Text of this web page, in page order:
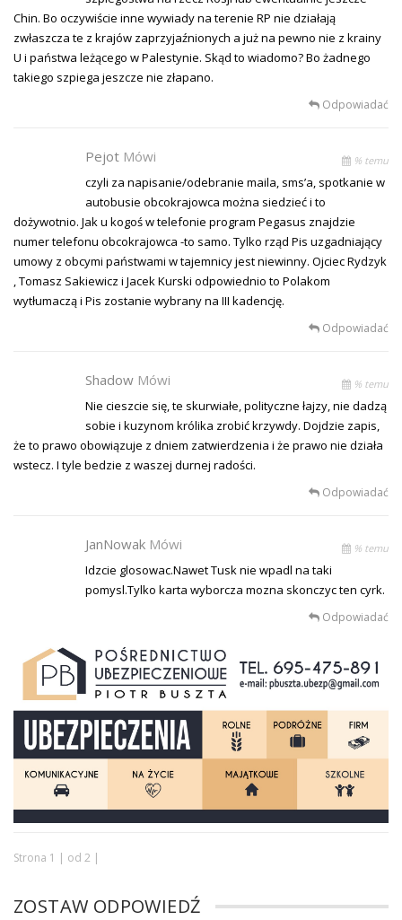
Chin. Bo oczywiście inne wywiady na terenie RP nie działają
zwłaszcza te z krajów zaprzyjaźnionych a już na pewno nie z krainy
U i państwa leżącego w Palestynie. Skąd to wiadomo? Bo żadnego
takiego szpiega jeszcze nie złapano.
Odpowiadać
Pejot Mówi % temu
czyli za napisanie/odebranie maila, sms’a, spotkanie w
autobusie obcokrajowca można siedzieć i to
dożywotnio. Jak u kogoś w telefonie program Pegasus znajdzie
numer telefonu obcokrajowca -to samo. Tylko rząd Pis uzgadniający
umowy z obcymi państwami w tajemnicy jest niewinny. Ojciec Rydzyk
, Tomasz Sakiewicz i Jacek Kurski odpowiednio to Polakom
wytłumaczą i Pis zostanie wybrany na III kadencję.
Odpowiadać
Shadow Mówi % temu
Nie cieszcie się, te skurwiałe, polityczne łajzy, nie dadzą
sobie i kuzynom królika zrobić krzywdy. Dojdzie zapis,
że to prawo obowiązuje z dniem zatwierdzenia i że prawo nie działa
wstecz. I tyle bedzie z waszej durnej radości.
Odpowiadać
JanNowak Mówi % temu
Idzcie glosowac.Nawet Tusk nie wpadl na taki
pomysl.Tylko karta wyborcza mozna skonczyc ten cyrk.
Odpowiadać
Strona 1 | od 2 |
ZOSTAW ODPOWIEDŹ